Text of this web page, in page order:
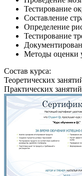
Тестирование
Составление
Определение
Тестирование
Методы оценки
Состав курса:
Теоретических
Практических